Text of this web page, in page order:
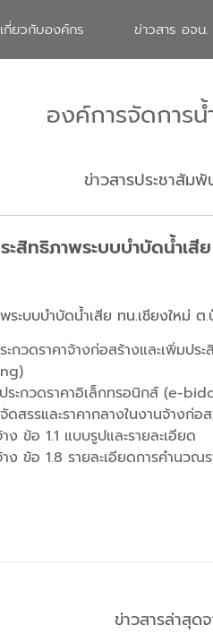
เกี่ยวกับองค์กร ข่าวสาร อจน.
องค์การจัดการน้
ข่าวสารประชาสัม
ะสิทธิภาพระบบบำบัดน้ำเ
ระบบบำบัดน้ำเสีย ทน.เชียงให
ะกวดราคาจ้างก่อสร้างและเพิ่ม
ระกวดราคาอิเล็กทรอนิกส์ (e-
สรรและราคากลางในงานจ้างก่อ
ง ข้อ 1.1 แบบรูปและรายละเอียด
าง ข้อ 1.8 รายละเอียดการคำนว
ข่าวสารล่าสุด